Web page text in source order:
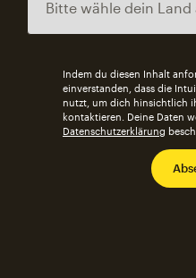
Indem du diesen Inhalt
einverstanden, dass die
nutzt, um dich hinsichtlich
kontaktieren. Deine Daten
Datenschutzerklärung